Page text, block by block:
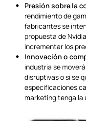
Presión sobre la
rendimiento de
fabricantes se
propuesta de
incrementar los
Innovación o
industria se
disruptivas o si se
especificaciones
marketing tenga la